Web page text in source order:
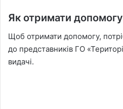
Як отримати допомогу
Щоб отримати допомогу,
до представників ГО
видачі.